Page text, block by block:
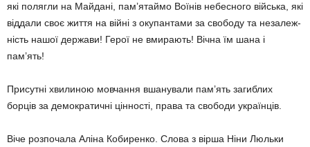
які по­лягли на Майдані, пам’ятаймо Воїнів не­бесного війська, які
віддали своє життя на війні з окупантами за свободу та незалеж­
ність нашої держави! Герої не вмирають! Вічна їм шана і
пам’ять!
Присутні хвилиною мовчання вшанували пам’ять загиблих
борців за демократичні цінності, права та свободи українців.
Віче розпочала Аліна Кобиренко. Слова з вірша Ніни Люльки